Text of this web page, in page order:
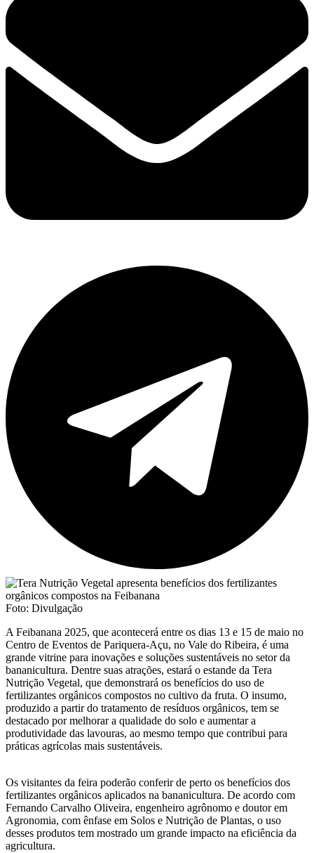
Foto: Divulgação
A Feibanana 2025, que acontecerá entre os dias 13 e 15 de maio no
Centro de Eventos de Pariquera-Açu, no Vale do Ribeira, é uma
grande vitrine para inovações e soluções sustentáveis no setor da
bananicultura. Dentre suas atrações, estará o estande da Tera
Nutrição Vegetal, que demonstrará os benefícios do uso de
fertilizantes orgânicos compostos no cultivo da fruta. O insumo,
produzido a partir do tratamento de resíduos orgânicos, tem se
destacado por melhorar a qualidade do solo e aumentar a
produtividade das lavouras, ao mesmo tempo que contribui para
práticas agrícolas mais sustentáveis.
Os visitantes da feira poderão conferir de perto os benefícios dos
fertilizantes orgânicos aplicados na bananicultura. De acordo com
Fernando Carvalho Oliveira, engenheiro agrônomo e doutor em
Agronomia, com ênfase em Solos e Nutrição de Plantas, o uso
desses produtos tem mostrado um grande impacto na eficiência da
agricultura.